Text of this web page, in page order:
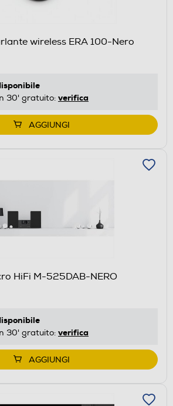
wireless ERA 100-Nero
30' gratuito: verifica
AGGIUNGI
HiFi M-525DAB-NERO
30' gratuito: verifica
AGGIUNGI